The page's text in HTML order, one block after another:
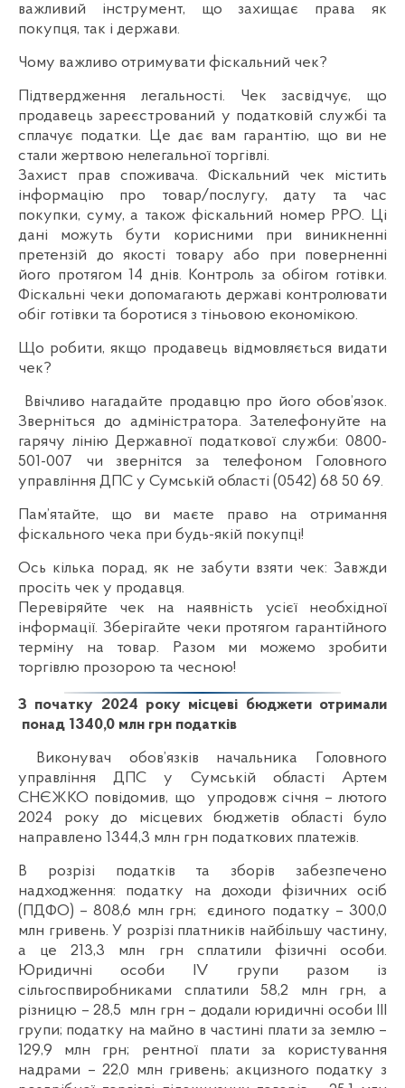
важливий інструмент, що захищає права як
покупця, так і держави.
Чому важливо отримувати фіскальний чек?
Підтвердження легальності. Чек засвідчує, що
продавець зареєстрований у податковій службі та
сплачує податки. Це дає вам гарантію, що ви не
стали жертвою нелегальної торгівлі.
Захист прав споживача. Фіскальний чек містить
інформацію про товар/послугу, дату та час
покупки, суму, а також фіскальний номер РРО. Ці
дані можуть бути корисними при виникненні
претензій до якості товару або при поверненні
його протягом 14 днів. Контроль за обігом готівки.
Фіскальні чеки допомагають державі контролювати
обіг готівки та боротися з тіньовою економікою.
Що робити, якщо продавець відмовляється видати
чек?
Ввічливо нагадайте продавцю про його обов’язок.
Зверніться до адміністратора. Зателефонуйте на
гарячу лінію Державної податкової служби: 0800-
501-007 чи звернітся за телефоном Головного
управління ДПС у Сумській області (0542) 68 50 69.
Пам’ятайте, що ви маєте право на отримання
фіскального чека при будь-якій покупці!
Ось кілька порад, як не забути взяти чек: Завжди
просіть чек у продавця.
Перевіряйте чек на наявність усієї необхідної
інформації. Зберігайте чеки протягом гарантійного
терміну на товар. Разом ми можемо зробити
торгівлю прозорою та чесною!
З початку 2024 року місцеві бюджети отримали
понад 1340,0 млн грн податків
Виконувач обов’язків начальника Головного
управління ДПС у Сумській області Артем
СНЄЖКО повідомив, що упродовж січня – лютого
2024 року до місцевих бюджетів області було
направлено 1344,3 млн грн податкових платежів.
В розрізі податків та зборів забезпечено
надходження: податку на доходи фізичних осіб
(ПДФО) – 808,6 млн грн; єдиного податку – 300,0
млн гривень. У розрізі платників найбільшу частину,
а це 213,3 млн грн сплатили фізичні особи.
Юридичні особи IV групи разом із
сільгоспвиробниками сплатили 58,2 млн грн, а
різницю – 28,5 млн грн – додали юридичні особи III
групи; податку на майно в частині плати за землю –
129,9 млн грн; рентної плати за користування
надрами – 22,0 млн гривень; акцизного податку з